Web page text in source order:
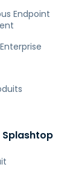
Endpoint
Splashtop